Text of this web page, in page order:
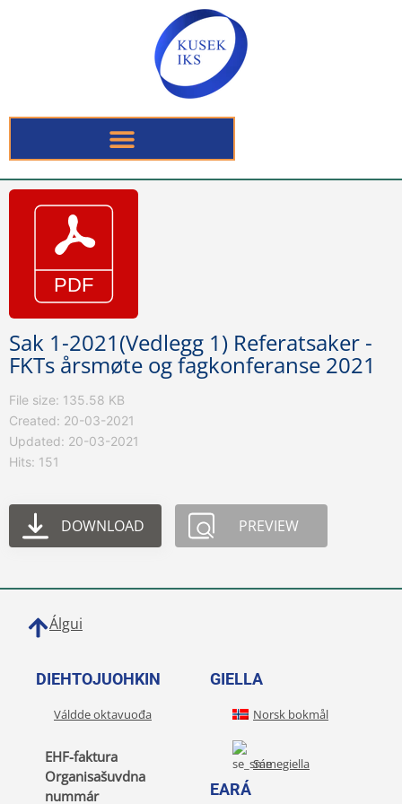
Sak 1-2021(Vedlegg 1) Referatsaker -
FKTs årsmøte og fagkonferanse 2021
File size: 135.58 KB
Created: 20-03-2021
Updated: 20-03-2021
Hits: 151
DOWNLOAD PREVIEW
Álgui
DIEHTOJUOHKIN
Váldde oktavuođa
EHF-faktura
Organisašuvdna
nummár
GIELLA
Norsk bokmål
Sámegiella
EARÁ